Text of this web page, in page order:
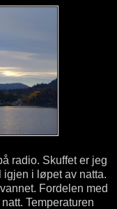
radio. Skuffet er jeg
igjen i løpet av natta.
Fordelen med
Temperaturen